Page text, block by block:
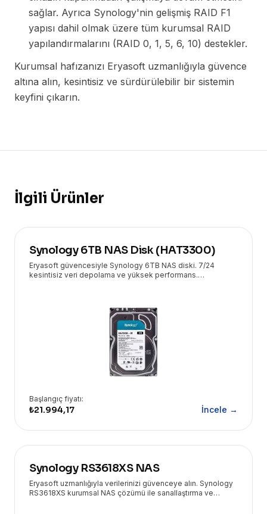
sağlar. Ayrıca Synology'nin gelişmiş RAID F1
yapısı dahil olmak üzere tüm kurumsal RAID
yapılandırmalarını (RAID 0, 1, 5, 6, 10) destekler.
Kurumsal hafızanızı Eryasoft uzmanlığıyla güvence
altına alın, kesintisiz ve sürdürülebilir bir sistemin
keyfini çıkarın.
İlgili Ürünler
Synology 6TB NAS Disk (HAT3300)
Eryasoft güvencesiyle Synology 6TB NAS diski. 7/24
kesintisiz veri depolama ve yüksek performans.
Başlangıç fiyatı:
₺21.994,17 İncele →
Synology RS3618XS NAS
Eryasoft uzmanlığıyla verilerinizi güvenceye alın. Synology
RS3618XS kurumsal NAS çözümü ile sanallaştırma ve